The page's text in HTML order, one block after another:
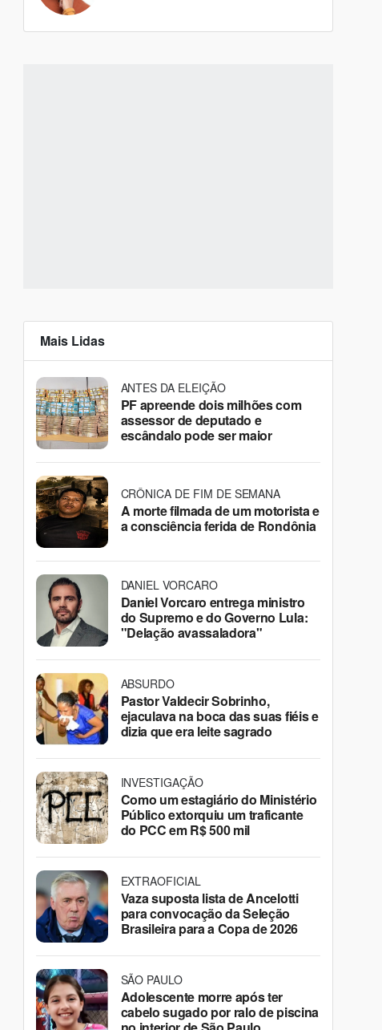
Mais Lidas
ANTES DA ELEIÇÃO
PF apreende dois milhões com
assessor de deputado e
escândalo pode ser maior
CRÔNICA DE FIM DE SEMANA
A morte filmada de um motorista e
a consciência ferida de Rondônia
DANIEL VORCARO
Daniel Vorcaro entrega ministro
do Supremo e do Governo Lula:
"Delação avassaladora"
ABSURDO
Pastor Valdecir Sobrinho,
ejaculava na boca das suas fiéis e
dizia que era leite sagrado
INVESTIGAÇÃO
Como um estagiário do Ministério
Público extorquiu um traficante
do PCC em R$ 500 mil
EXTRAOFICIAL
Vaza suposta lista de Ancelotti
para convocação da Seleção
Brasileira para a Copa de 2026
SÃO PAULO
Adolescente morre após ter
cabelo sugado por ralo de piscina